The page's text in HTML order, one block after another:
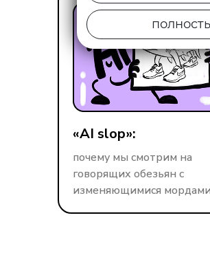
«AI slop»:
почему мы смотрим на
говорящих обезьян с
изменяющимися мордами